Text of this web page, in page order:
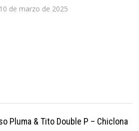
10 de marzo de 2025
Pluma & Tito Double P – Chiclona